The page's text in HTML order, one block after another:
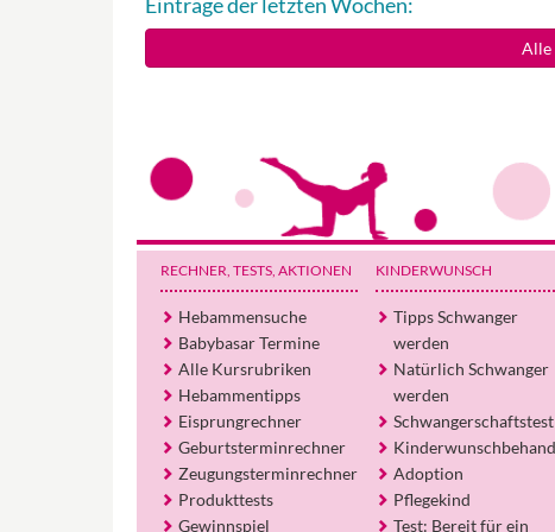
Alle
RECHNER, TESTS, AKTIONEN
Hebammensuche
Babybasar Termine
Alle Kursrubriken
Hebammentipps
Eisprungrechner
Geburtsterminrechner
Zeugungsterminrechner
Produkttests
Gewinnspiel
KINDERWUNSCH
Tipps Schwanger
werden
Natürlich Schwanger
werden
Schwangerschaftstest
Adoption
Pflegekind
Test: Bereit für ein